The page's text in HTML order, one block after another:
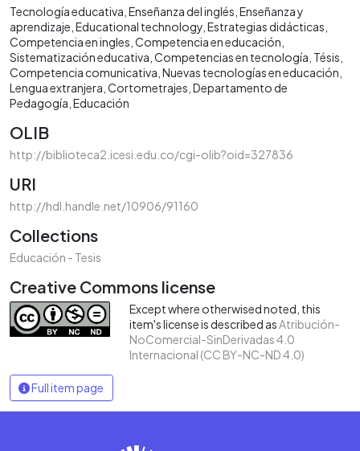
Tecnología educativa Enseñanza del inglés Enseñanza y
aprendizaje Educational technology Estrategias didácticas
Competencia en ingles Competencia en educación
Sistematización educativa Competencias en tecnología Tésis
Competencia comunicativa Nuevas tecnologías en educación
Lengua extranjera Cortometrajes Departamento de
Pedagogía Educación
OLIB
http://biblioteca2.icesi.edu.co/cgi-olib?oid=327836
URI
http://hdl.handle.net/10906/91160
Collections
Educación - Tesis
Creative Commons license
Except where otherwised noted, this
item's license is described asAtribución-
NoComercial-SinDerivadas 4.0
Internacional (CC BY-NC-ND 4.0)
Full item page